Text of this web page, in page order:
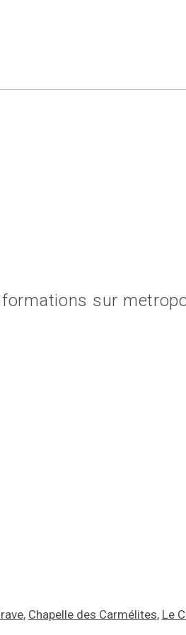
sur
, Chapelle des Carmélites, Le